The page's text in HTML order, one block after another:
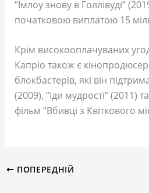
“Імлоу знову в Голлівуді”
початковою виплатою 15
Крім високооплачуваних
Капріо також є
блокбастерів, які він
(2009), “Іди мудрості” (2011)
фільм “Вбивці з Квіткового
ПОПЕРЕДНІЙ